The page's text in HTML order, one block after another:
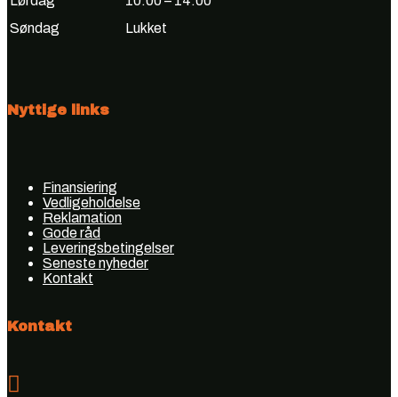
Søndag
Lukket
Nyttige links
Finansiering
Vedligeholdelse
Reklamation
Gode råd
Leveringsbetingelser
Seneste nyheder
Kontakt
Kontakt
